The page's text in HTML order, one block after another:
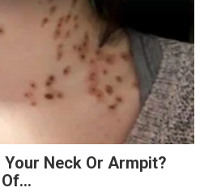
Neck Or Armpit?